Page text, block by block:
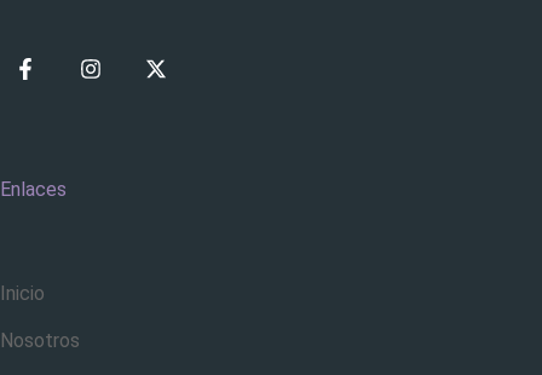
Enlaces
Inicio
Nosotros